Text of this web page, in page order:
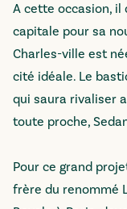
A cette occasion, il
capitale pour sa
Charles-ville est
cité idéale. Le
qui saura rivaliser
toute proche,
Pour ce grand
frère du renommé